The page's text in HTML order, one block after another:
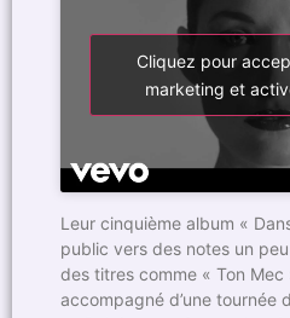
Cliquez pour
marketing et
Leur cinquième album «
public vers des notes un
des titres comme « Ton
accompagné d’une tournée